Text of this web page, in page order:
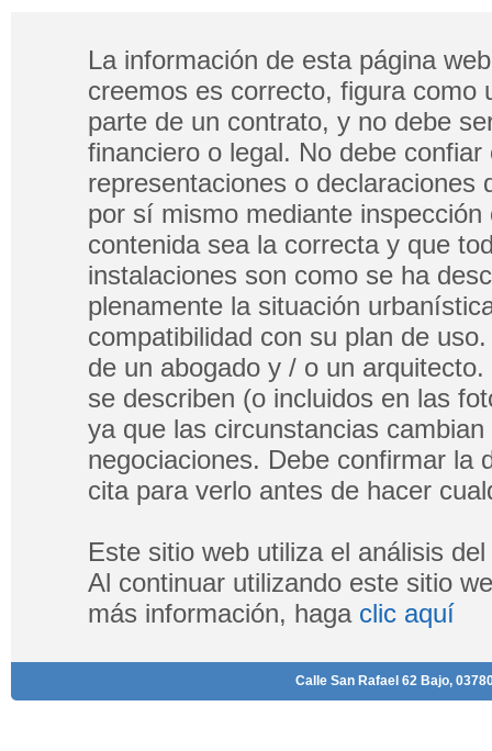
La información de esta página
creemos es correcto, figura como
parte de un contrato, y no debe
financiero o legal. No debe
representaciones o
por sí mismo mediante
contenida sea la correcta y que
instalaciones son como se ha
plenamente la situación
compatibilidad con su plan de
de un abogado y / o un
se describen (o incluidos en las
ya que las circunstancias
negociaciones. Debe confirmar la
cita para verlo antes de hacer
Este sitio web utiliza el análisis
Al continuar utilizando este sitio
más información, haga clic aquí
Calle San Rafael 62 Bajo,